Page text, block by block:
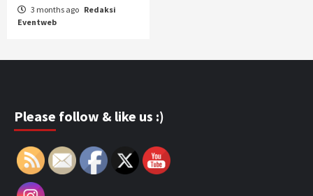
3 months ago Redaksi
Eventweb
Please follow & like us :)